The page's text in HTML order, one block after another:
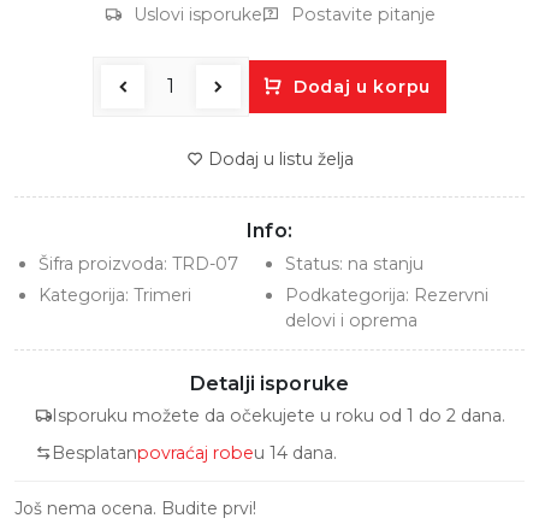
Uslovi isporuke Postavite pitanje
Dodaj u korpu
Dodaj u listu želja
Info:
Šifra proizvoda: TRD-07 Status: na stanju
Kategorija: Trimeri Podkategorija: Rezervni
delovi i oprema
Detalji isporuke
Isporuku možete da očekujete u roku od 1 do 2 dana.
Besplatanpovraćaj robeu 14 dana.
Još nema ocena. Budite prvi!